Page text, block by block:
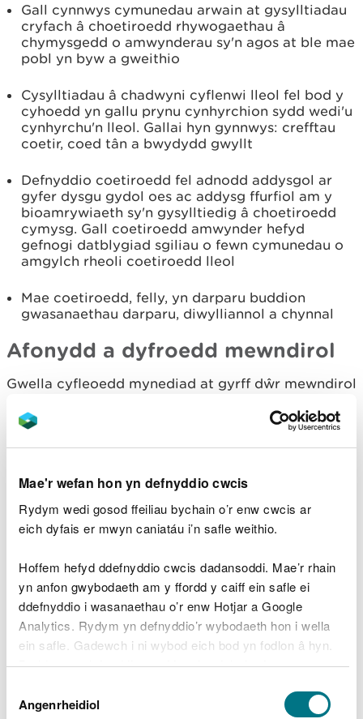
Mae'r wefan hon yn defnyddio cwcis
Rydym wedi gosod ffeiliau bychain o’r enw cwcis ar
eich dyfais er mwyn caniatáu i’n safle weithio.
Hoffem hefyd ddefnyddio cwcis dadansoddi. Mae’r rhain
yn anfon gwybodaeth am y ffordd y caiff ein safle ei
ddefnyddio i wasanaethau o’r enw Hotjar a Google
Analytics. Rydym yn defnyddio’r wybodaeth hon i wella
ein safle. Gadewch i ni wybod eich bod yn fodlon â hyn.
Byddwn yn defnyddio cwci i gadw eich dewis.
Gellirdarllen mwy am ein cwcis cyn i chi ddewis.
Caniatâd
Angenrheidiol
Gall cynnwys cymunedau arwain at gysylltiadau
cryfach â choetiroedd rhywogaethau â
chymysgedd o amwynderau sy'n agos at ble mae
pobl yn byw a gweithio
Cysylltiadau â chadwyni cyflenwi lleol fel bod y
cyhoedd yn gallu prynu cynhyrchion sydd wedi'u
cynhyrchu'n lleol. Gallai hyn gynnwys: crefftau
coetir, coed tân a bwydydd gwyllt
Defnyddio coetiroedd fel adnodd addysgol ar
gyfer dysgu gydol oes ac addysg ffurfiol am y
bioamrywiaeth sy'n gysylltiedig â choetiroedd
cymysg. Gall coetiroedd amwynder hefyd
gefnogi datblygiad sgiliau o fewn cymunedau o
amgylch rheoli coetiroedd lleol
Mae coetiroedd, felly, yn darparu buddion
gwasanaethau darparu, diwylliannol a chynnal
Afonydd a dyfroedd mewndirol
Gwella cyfleoedd mynediad at gyrff dŵr mewndirol
hynny’n briodol ar gyfer hamdden a buddion
hangen.
Buddion
buddion iechyd cysylltiedig
Gall cynnwys cymunedau yn y gwaith o
ddatblygu cyfleoedd hamdden arwain at
gysylltiadau cryfach â'r amgylchedd dŵr lleol yn
agos at ble maent yn byw a gweithio
Gallai creu llwybrau newydd at gyrff dŵr megis
llynnoedd ac afonydd ac o’u hamgylch hefyd